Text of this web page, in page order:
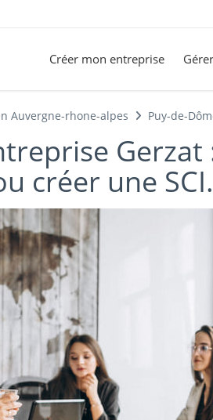
Créer mon entreprise
Auvergne-rhone-alpes Puy-de-
créer une SCI.